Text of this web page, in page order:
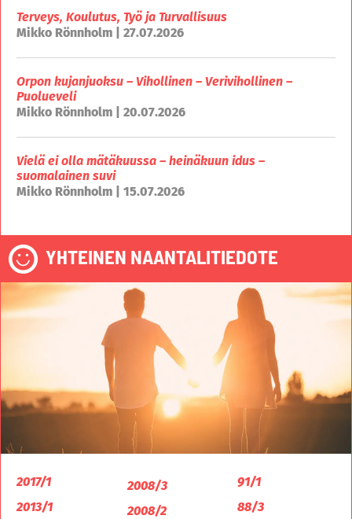
Terveys, Koulutus, Työ ja Turvallisuus
Mikko Rönnholm | 27.07.2026
Orpon kujanjuoksu – Vihollinen – Verivihollinen –
Puolueveli
Mikko Rönnholm | 20.07.2026
Vielä ei olla mätäkuussa – heinäkuun idus –
suomalainen suvi
Mikko Rönnholm | 15.07.2026
YHTEINEN NAANTALITIEDOTE
2017/1
2013/1
2008/3
2008/2
91/1
88/3